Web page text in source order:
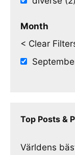
Month
< Clear
Top Posts &
Världens